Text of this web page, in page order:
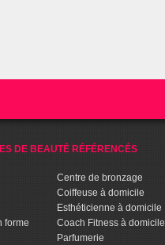
DE BEAUTÉ RÉFÉRENCÉS
forme
Centre de bronzage
Coiffeuse à domicile
Esthéticienne à domicile
Coach Fitness à domicile
Parfumerie